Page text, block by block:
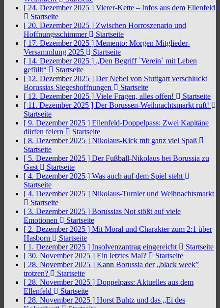
[ 24. Dezember 2025 ] Vierer-Kette – Infos aus dem Ellenfeld
Startseite
[ 20. Dezember 2025 ] Zwischen Horroszenario und
Hoffnungsschimmer
Startseite
[ 17. Dezember 2025 ] Memento: Morgen Mitglieder-
Versammlung 2025
Startseite
[ 14. Dezember 2025 ] „Den Begriff `Verein´ mit Leben
gefüllt“
Startseite
[ 12. Dezember 2025 ] Der Nebel von Stuttgart verschluckt
Borussias Siegeshoffnungen
Startseite
[ 12. Dezember 2025 ] Viele Fragen, alles offen!
Startseite
[ 11. Dezember 2025 ] Der Borussen-Weihnachtsmarkt ruft!
Startseite
[ 9. Dezember 2025 ] Ellenfeld-Doppelpass: Zwei Kapitäne
dürfen feiern
Startseite
[ 8. Dezember 2025 ] Nikolaus-Kick mit ganz viel Spaß
Startseite
[ 5. Dezember 2025 ] Der Fußball-Nikolaus bei Borussia zu
Gast
Startseite
[ 4. Dezember 2025 ] Was auch auf dem Spiel steht
Startseite
[ 4. Dezember 2025 ] Nikolaus-Turnier und Weihnachtsmarkt
Startseite
[ 3. Dezember 2025 ] Borussias Not stößt auf viele
Emotionen
Startseite
[ 2. Dezember 2025 ] Mit Moral und Charakter zum 2:1 über
Hasborn
Startseite
[ 1. Dezember 2025 ] Insolvenzantrag eingereicht
Startseite
[ 30. November 2025 ] Ein letztes Mal?
Startseite
[ 28. November 2025 ] Kann Borussia der „black week”
trotzen?
Startseite
[ 28. November 2025 ] Doppelpass: Aktuelles aus dem
Ellenfeld
Startseite
[ 28. November 2025 ] Horst Buhtz und das „Ei des